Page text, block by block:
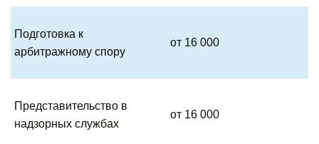
Подготовка к
арбитражному спору
от 16 000
Представительство в
надзорных службах
от 16 000